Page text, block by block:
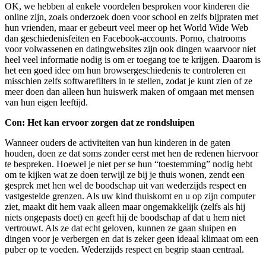
OK, we hebben al enkele voordelen besproken voor kinderen die
online zijn, zoals onderzoek doen voor school en zelfs bijpraten met
hun vrienden, maar er gebeurt veel meer op het World Wide Web
dan geschiedenisfeiten en Facebook-accounts. Porno, chatrooms
voor volwassenen en datingwebsites zijn ook dingen waarvoor niet
heel veel informatie nodig is om er toegang toe te krijgen. Daarom is
het een goed idee om hun browsergeschiedenis te controleren en
misschien zelfs softwarefilters in te stellen, zodat je kunt zien of ze
meer doen dan alleen hun huiswerk maken of omgaan met mensen
van hun eigen leeftijd.
Con: Het kan ervoor zorgen dat ze rondsluipen
Wanneer ouders de activiteiten van hun kinderen in de gaten
houden, doen ze dat soms zonder eerst met hen de redenen hiervoor
te bespreken. Hoewel je niet per se hun “toestemming” nodig hebt
om te kijken wat ze doen terwijl ze bij je thuis wonen, zendt een
gesprek met hen wel de boodschap uit van wederzijds respect en
vastgestelde grenzen. Als uw kind thuiskomt en u op zijn computer
ziet, maakt dit hem vaak alleen maar ongemakkelijk (zelfs als hij
niets ongepasts doet) en geeft hij de boodschap af dat u hem niet
vertrouwt. Als ze dat echt geloven, kunnen ze gaan sluipen en
dingen voor je verbergen en dat is zeker geen ideaal klimaat om een ​​
puber op te voeden. Wederzijds respect en begrip staan ​​centraal.